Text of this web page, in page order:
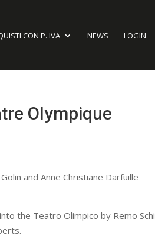
CON P. IVA NEWS LOGIN
Olympique
and Anne Christiane Darfuille
the Teatro Olimpico by Remo